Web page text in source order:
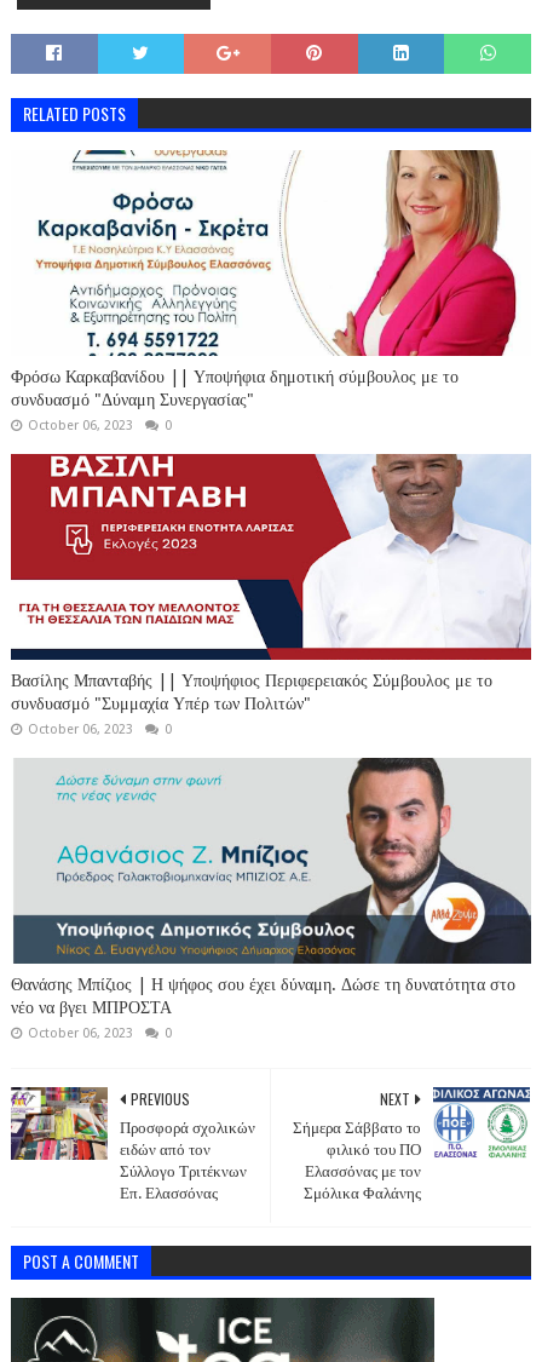
RELATED POSTS
Φρόσω Καρκαβανίδου || Υποψήφια δημοτική σύμβουλος με το
συνδυασμό "Δύναμη Συνεργασίας"
October 06, 2023 0
Βασίλης Μπανταβής || Υποψήφιος Περιφερειακός Σύμβουλος με το
συνδυασμό "Συμμαχία Υπέρ των Πολιτών"
October 06, 2023 0
Θανάσης Μπίζιος | Η ψήφος σου έχει δύναμη. Δώσε τη δυνατότητα στο
νέο να βγει ΜΠΡΟΣΤΑ
October 06, 2023 0
NEXT
Σήμερα Σάββατο το
φιλικό του ΠΟ
Ελασσόνας με τον
Σμόλικα Φαλάνης
PREVIOUS
Προσφορά σχολικών
ειδών από τον
Σύλλογο Τριτέκνων
Επ. Ελασσόνας
POST A COMMENT